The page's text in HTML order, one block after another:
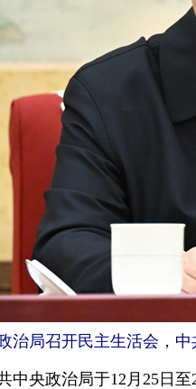
治局召开民主生活会，
政治局于12月25日至